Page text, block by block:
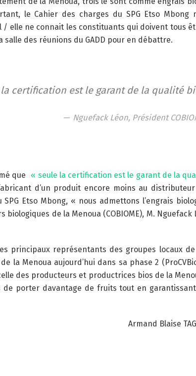
le Cahier des charges du SPG Etso
elle ne connait les constituants qui doivent tous
salle des réunions du GADD pour en débattre.
la certification est le garant de la qualité
Nguefack Léon, Président
que « seule la certification est le garant de la
d’un produit encore moins au distributeur
SPG Etso Mbong, « nous admettons l’engrais
de la Menoua (COBIOME), M.
principaux représentants des groupes locaux
la Menoua aujourd’hui dans sa phase 2
des producteurs et productrices bios de la
porter davantage de fruits tout en
Armand Blaise